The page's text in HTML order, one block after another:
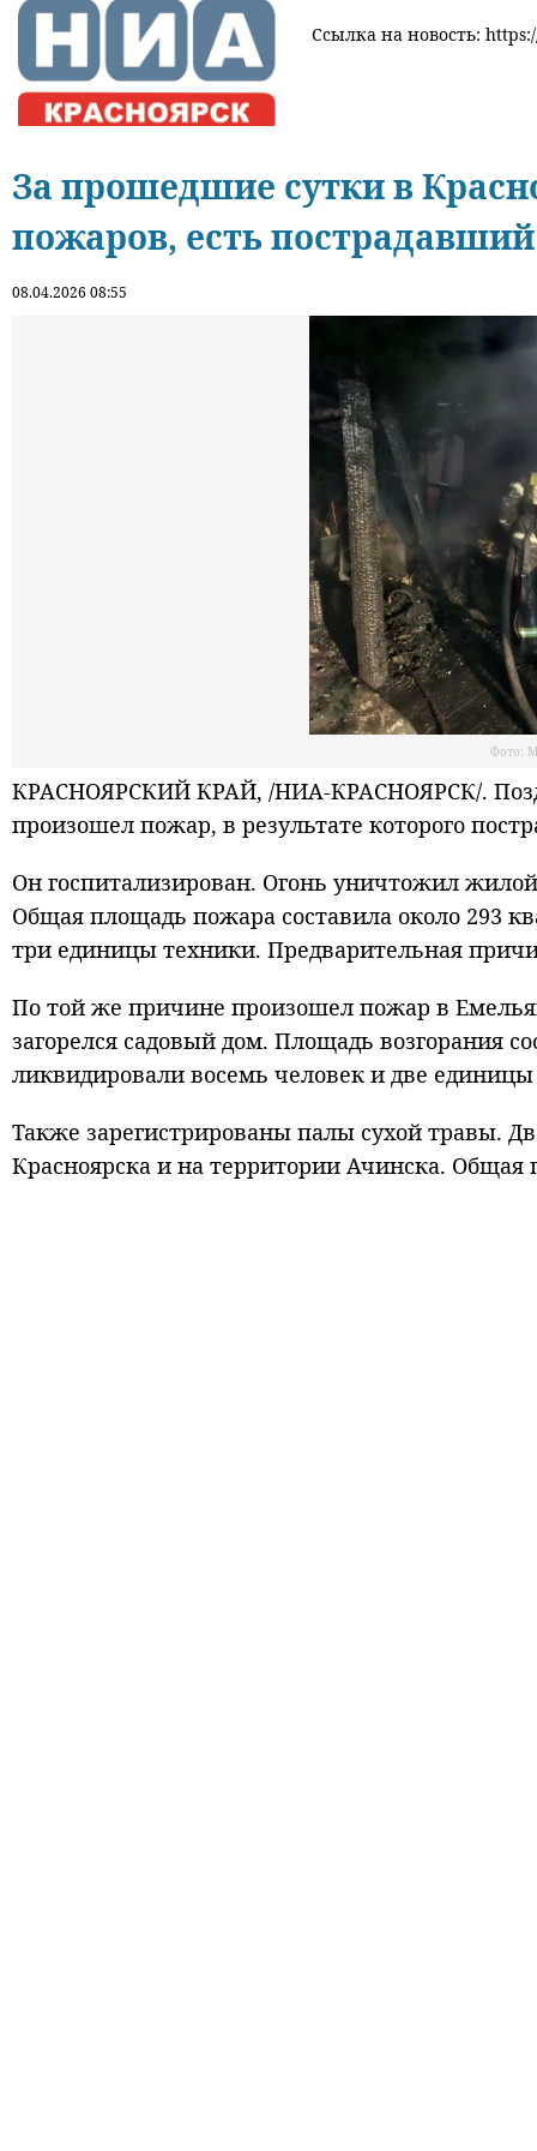
Ссылка на новость:
За прошедшие сутки в
пожаров, есть пострадавший
08.04.2026 08:55
Фото:
КРАСНОЯРСКИЙ КРАЙ, /НИА-КРАСНОЯРСК/.
произошел пожар, в результате которого
Он госпитализирован. Огонь уничтожил
Общая площадь пожара составила около 293
три единицы техники. Предварительная
По той же причине произошел пожар в
загорелся садовый дом. Площадь возгорания
ликвидировали восемь человек и две
Также зарегистрированы палы сухой травы.
Красноярска и на территории Ачинска. Общая